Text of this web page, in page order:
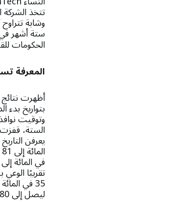
ستة أشهر
الحكومات
المعرفة
أظهرت نتائج
بتواريخ بدء
وتوقيت
الستة،
تقريبًا
ليصل إلى 80 في المائة في بوركينا فاسو.